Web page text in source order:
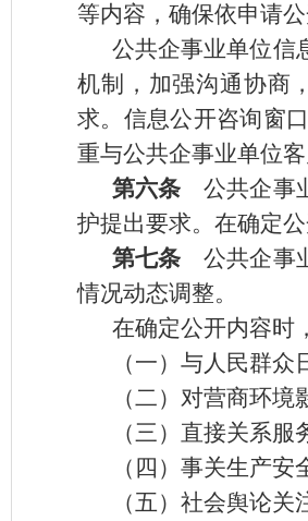
等内容，确保依申请
公共企事业单位信
机制，加强沟通协商
求。信息公开咨询窗
重与公共企事业单位
第六条 公共企事
护提出要求。在确定
第七条 公共企事
情况动态调整。
在确定公开内容时
（一）与人民群
（二）对营商环境
（三）直接关系
（四）事关生产
（五）社会舆论